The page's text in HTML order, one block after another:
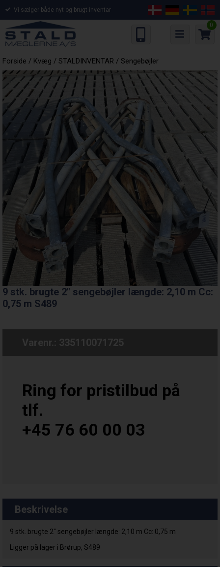
Vi sælger både nyt og brugt inventar
0
Forside / Kvæg / STALDINVENTAR / Sengebøjler
9 stk. brugte 2" sengebøjler længde: 2,10 m Cc:
0,75 m S489
Varenr.: 335110071725
Ring for pristilbud på
tlf.
+45 76 60 00 03
Beskrivelse
9 stk. brugte 2" sengebøjler længde: 2,10 m Cc: 0,75 m
Ligger på lager i Brørup, S489